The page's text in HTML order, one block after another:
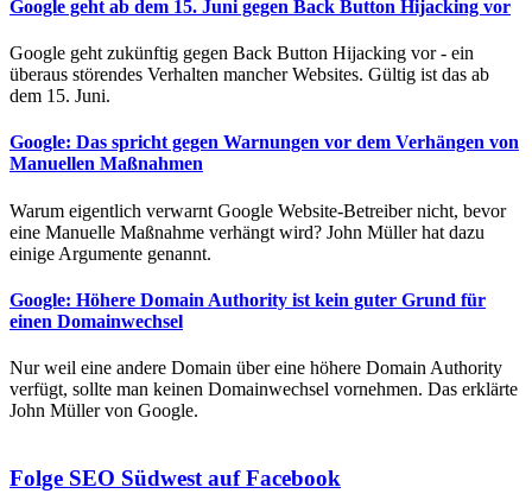
Google geht ab dem 15. Juni gegen Back Button Hijacking vor
Google geht zukünftig gegen Back Button Hijacking vor - ein
überaus störendes Verhalten mancher Websites. Gültig ist das ab
dem 15. Juni.
Google: Das spricht gegen Warnungen vor dem Verhängen von
Manuellen Maßnahmen
Warum eigentlich verwarnt Google Website-Betreiber nicht, bevor
eine Manuelle Maßnahme verhängt wird? John Müller hat dazu
einige Argumente genannt.
Google: Höhere Domain Authority ist kein guter Grund für
einen Domainwechsel
Nur weil eine andere Domain über eine höhere Domain Authority
verfügt, sollte man keinen Domainwechsel vornehmen. Das erklärte
John Müller von Google.
Folge SEO Südwest auf Facebook